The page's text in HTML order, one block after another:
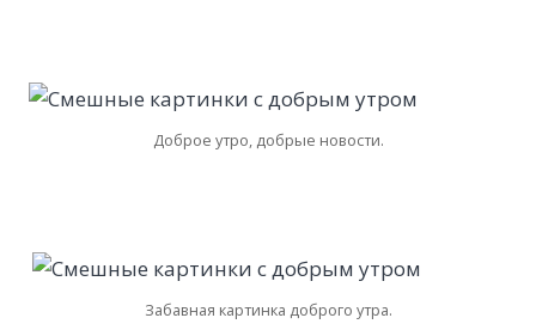
Доброе утро, добрые новости.
Забавная картинка доброго утра.